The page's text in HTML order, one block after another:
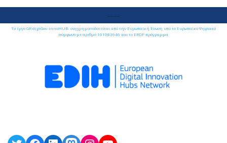
----
Το έργο GR digiGov-innoHUB- συγχρηματοδοτείται από την Ευρωπαϊκή Ένωση υπό το Ευρωπαϊκό Ψηφιακό
σύμφωνο με αριθμό 101083646 και το ERDF πρόγραμμα